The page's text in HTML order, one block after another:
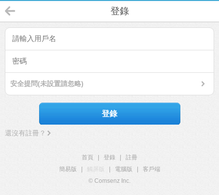
登錄
安全提問(未設置請忽略)
登錄
還沒有註冊？
首頁 登錄
註冊
簡易版
觸屏版 電腦版
客戶端
© Comsenz Inc.